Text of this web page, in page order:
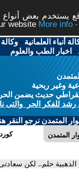
يستخدم بعض
website
أنباء العلمانية -وكالة
- اخبار الطب والعلوم
وغير ربحية
حديث يضمن الحرية
للفكر الحر والتى
المتمدن نرجو النقر
المتمدن
حلم.. لكن